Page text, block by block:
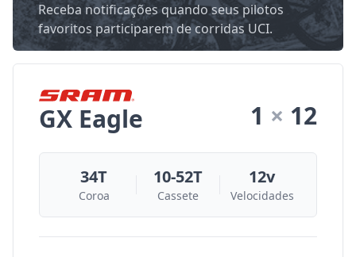
Receba notificações quando seus pilotos
favoritos participarem de corridas UCI.
GX Eagle 1 × 12
Coroa
34T
Cassete
10-52T
Velocidades
12v